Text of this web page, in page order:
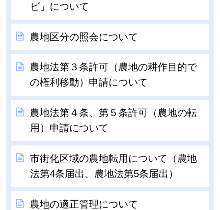
ビ」について
農地区分の照会について
農地法第３条許可（農地の耕作目的で
の権利移動）申請について
農地法第４条、第５条許可（農地の転
用）申請について
市街化区域の農地転用について（農地
法第4条届出、農地法第5条届出）
農地の適正管理について